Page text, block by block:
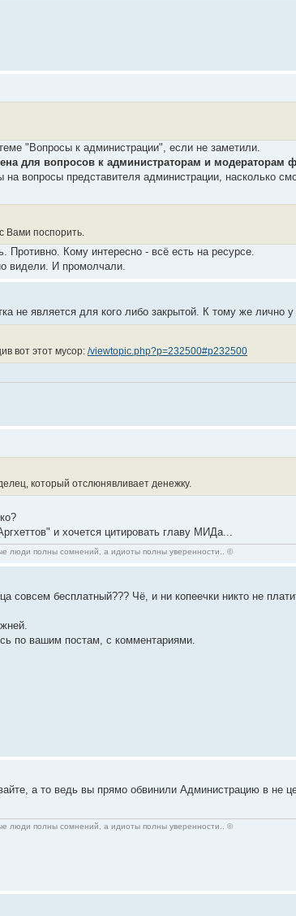
"Вопросы к администрации", если не заметили.
для вопросов к администраторам и модераторам
вопросы представителя администрации, насколько
Вами поспорить.
Противно. Кому интересно - всё есть на ресурсе.
видели. И промолчали.
не является для кого либо закрытой. К тому же
вот этот мусор: /viewtopic.php?p=232500#p232500
который отслюнявливает денежку.
и хочется цитировать главу МИДа...
люди полны сомнений, а идиоты полны уверенности.. ©
совсем бесплатный??? Чё, и ни копеечки никто не
по вашим постам, с комментариями.
а то ведь вы прямо обвинили Администрацию в не
люди полны сомнений, а идиоты полны уверенности.. ©